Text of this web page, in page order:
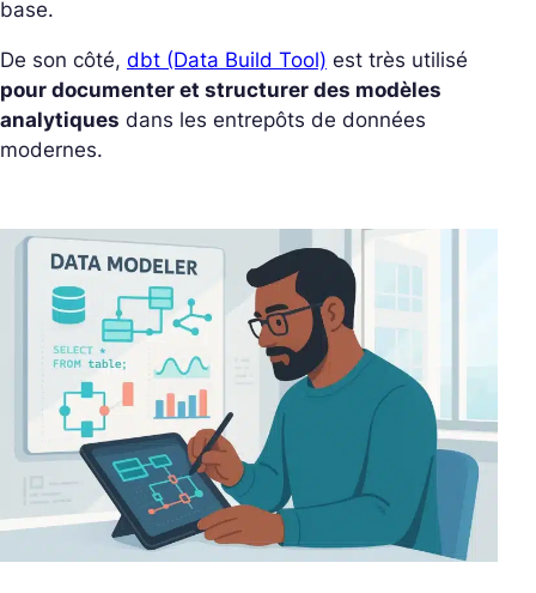
base.
De son côté, dbt (Data Build Tool) est très utilisé
pour documenter et structurer des modèles
analytiques dans les entrepôts de données
modernes.